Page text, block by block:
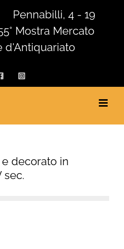
Pennabilli, 4 - 19
Mostra Mercato
d'Antiquariato
FacebookInstagram
decorato in
sec.